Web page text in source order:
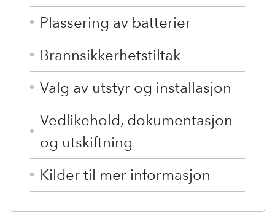
Plassering av batterier
Brannsikkerhetstiltak
Valg av utstyr og installasjon
Vedlikehold, dokumentasjon
og utskiftning
Kilder til mer informasjon